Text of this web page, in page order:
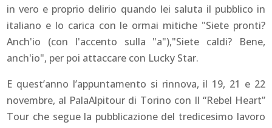
in vero e proprio delirio quando lei saluta il pubblico in
italiano e lo carica con le ormai mitiche "Siete pronti?
Anch'io (con l'accento sulla "a"),"Siete caldi? Bene,
anch'io", per poi attaccare con Lucky Star.
E quest’anno l’appuntamento si rinnova, il 19, 21 e 22
novembre, al PalaAlpitour di Torino con Il “Rebel Heart”
Tour che segue la pubblicazione del tredicesimo lavoro